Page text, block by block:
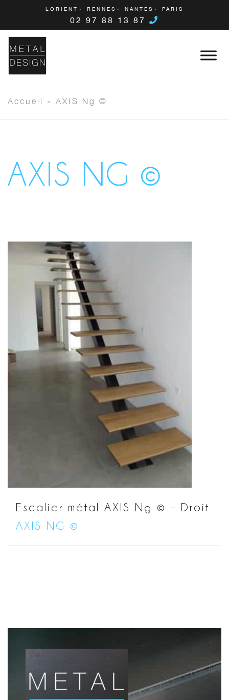
LORIENT RENNES NANTES PARIS
02 97 88 13 87
Accueil » AXIS Ng ©
AXIS NG ©
Escalier métal AXIS Ng © – Droit
AXIS NG ©